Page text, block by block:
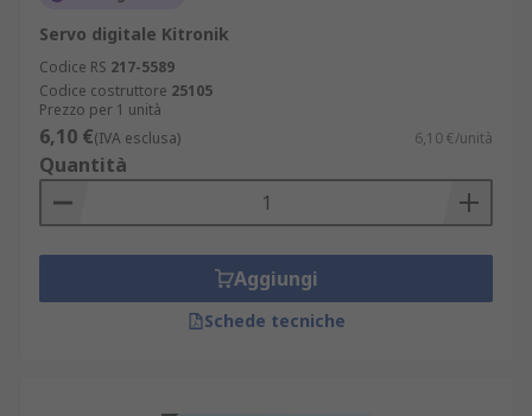
Servo digitale Kitronik
Codice RS 217-5589
Codice costruttore 25105
Prezzo per 1 unità
6,10 €(IVA esclusa) 6,10 €/unità
Quantità
Aggiungi
Schede tecniche